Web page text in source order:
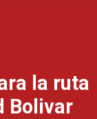
la ruta
Bolivar